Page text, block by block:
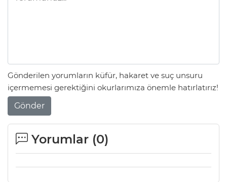
Gönderilen yorumların küfür, hakaret ve suç unsuru
içermemesi gerektiğini okurlarımıza önemle hatırlatırız!
Gönder
Yorumlar (0)